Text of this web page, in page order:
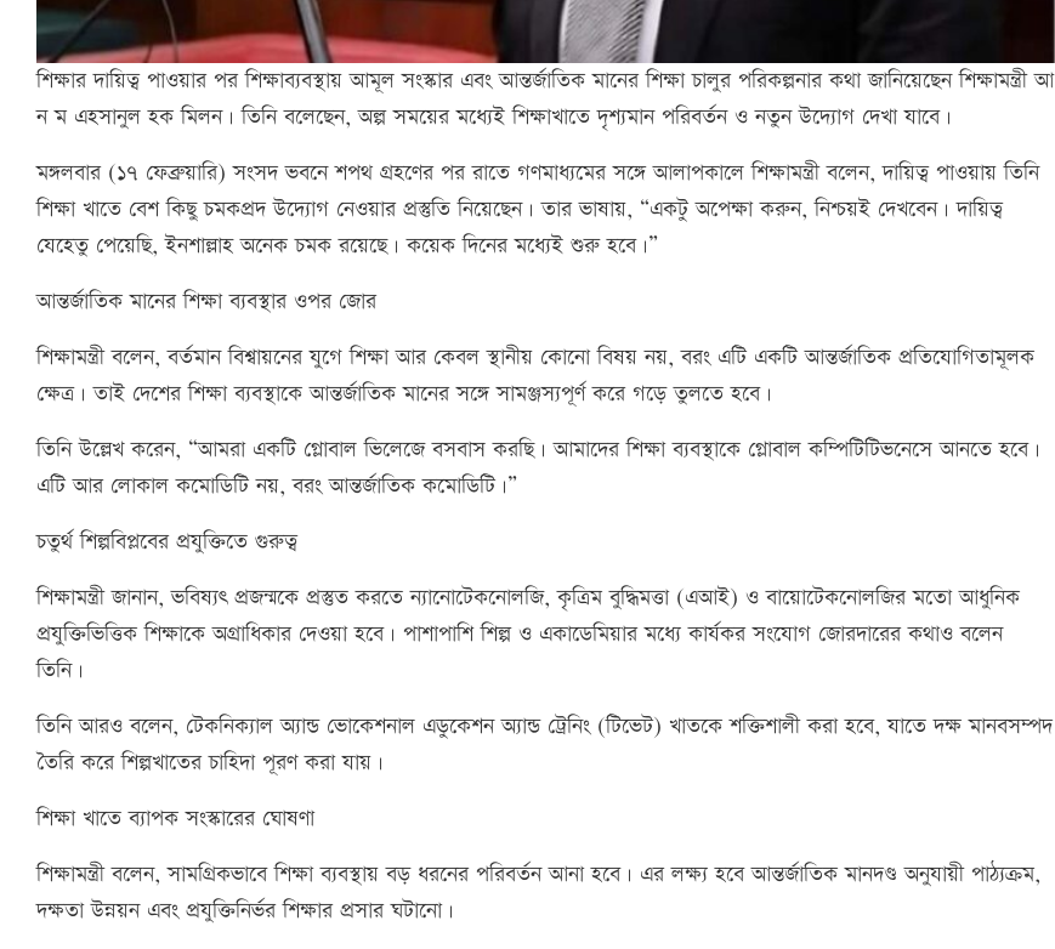
শিক্ষার দায়িত্ব পাওয়ার পর শিক্ষাব্যবস্থায় আমূল সংস্কার এবং আন্তর্জাতিক মানের শিক্ষা চালুর পরিকল্পনার কথা জানিয়েছেন শিক্ষামন্ত্রী আ
ন ম এহসানুল হক মিলন। তিনি বলেছেন, অল্প সময়ের মধ্যেই শিক্ষাখাতে দৃশ্যমান পরিবর্তন ও নতুন উদ্যোগ দেখা যাবে।
মঙ্গলবার (১৭ ফেব্রুয়ারি) সংসদ ভবনে শপথ গ্রহণের পর রাতে গণমাধ্যমের সঙ্গে আলাপকালে শিক্ষামন্ত্রী বলেন, দায়িত্ব পাওয়ায় তিনি
শিক্ষা খাতে বেশ কিছু চমকপ্রদ উদ্যোগ নেওয়ার প্রস্তুতি নিয়েছেন। তার ভাষায়, “একটু অপেক্ষা করুন, নিশ্চয়ই দেখবেন। দায়িত্ব
যেহেতু পেয়েছি, ইনশাল্লাহ অনেক চমক রয়েছে। কয়েক দিনের মধ্যেই শুরু হবে।”
আন্তর্জাতিক মানের শিক্ষা ব্যবস্থার ওপর জোর
শিক্ষামন্ত্রী বলেন, বর্তমান বিশ্বায়নের যুগে শিক্ষা আর কেবল স্থানীয় কোনো বিষয় নয়, বরং এটি একটি আন্তর্জাতিক প্রতিযোগিতামূলক
ক্ষেত্র। তাই দেশের শিক্ষা ব্যবস্থাকে আন্তর্জাতিক মানের সঙ্গে সামঞ্জস্যপূর্ণ করে গড়ে তুলতে হবে।
তিনি উল্লেখ করেন, “আমরা একটি গ্লোবাল ভিলেজে বসবাস করছি। আমাদের শিক্ষা ব্যবস্থাকে গ্লোবাল কম্পিটিটিভনেসে আনতে হবে।
এটি আর লোকাল কমোডিটি নয়, বরং আন্তর্জাতিক কমোডিটি।”
চতুর্থ শিল্পবিপ্লবের প্রযুক্তিতে গুরুত্ব
শিক্ষামন্ত্রী জানান, ভবিষ্যৎ প্রজন্মকে প্রস্তুত করতে ন্যানোটেকনোলজি, কৃত্রিম বুদ্ধিমত্তা (এআই) ও বায়োটেকনোলজির মতো আধুনিক
প্রযুক্তিভিত্তিক শিক্ষাকে অগ্রাধিকার দেওয়া হবে। পাশাপাশি শিল্প ও একাডেমিয়ার মধ্যে কার্যকর সংযোগ জোরদারের কথাও বলেন
তিনি।
তিনি আরও বলেন, টেকনিক্যাল অ্যান্ড ভোকেশনাল এডুকেশন অ্যান্ড ট্রেনিং (টিভেট) খাতকে শক্তিশালী করা হবে, যাতে দক্ষ মানবসম্পদ
তৈরি করে শিল্পখাতের চাহিদা পূরণ করা যায়।
শিক্ষা খাতে ব্যাপক সংস্কারের ঘোষণা
শিক্ষামন্ত্রী বলেন, সামগ্রিকভাবে শিক্ষা ব্যবস্থায় বড় ধরনের পরিবর্তন আনা হবে। এর লক্ষ্য হবে আন্তর্জাতিক মানদণ্ড অনুযায়ী পাঠ্যক্রম,
দক্ষতা উন্নয়ন এবং প্রযুক্তিনির্ভর শিক্ষার প্রসার ঘটানো।